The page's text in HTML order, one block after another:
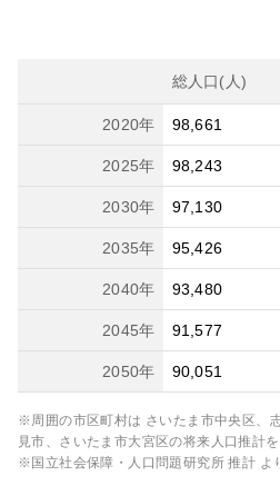
総人口(人)
2020年 98,661
2025年 98,243
2030年 97,130
2035年 95,426
2040年 93,480
2045年 91,577
2050年 90,051
※周囲の市区町村は さいたま市中央区、
見市、さいたま市大宮区の将来人口推計
※国立社会保障・人口問題研究所 推計 よ